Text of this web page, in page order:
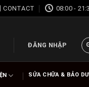
CONTACT 08:00 -
ĐĂNG NHẬP
SỬA CHỮA & BẢO